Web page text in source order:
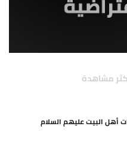
مشاهدة
أهل البيت عليهم السلام